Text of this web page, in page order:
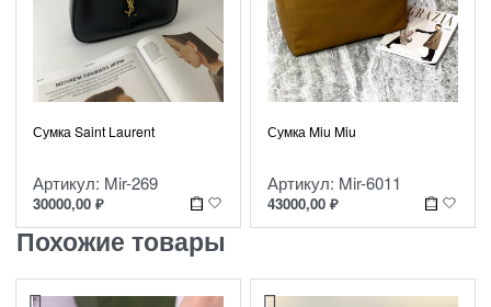
Сумка Saint Laurent
Артикул: Mir-269
30000,00 ₽
Сумка Miu Miu
Артикул: Mir-6011
43000,00 ₽
Похожие товары